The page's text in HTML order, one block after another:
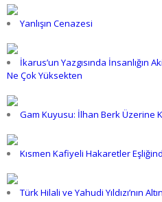
Yanlışın Cenazesi
İkarus’un Yazgısında İnsanlığın
Ne Çok Yüksekten
Gam Kuyusu: İlhan Berk Üzerine
Kısmen Kafiyeli Hakaretler
Türk Hilali ve Yahudi Yıldızı’nın